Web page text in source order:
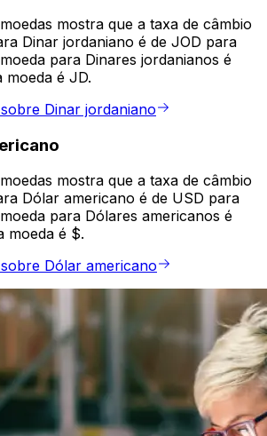
mostra que a taxa de câmbio
Dinar jordaniano é de JOD para
para Dinares jordanianos é
moeda é JD.
Dinar jordaniano
mostra que a taxa de câmbio
Dólar americano é de USD para
para Dólares americanos é
moeda é $.
Dólar americano